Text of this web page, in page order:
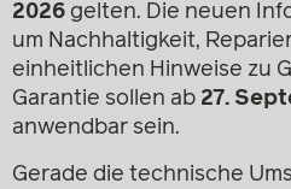
2026 gelten. Die neuen
um Nachhaltigkeit,
einheitlichen Hinweise zu
Garantie sollen ab 27.
anwendbar sein.
Gerade die technische